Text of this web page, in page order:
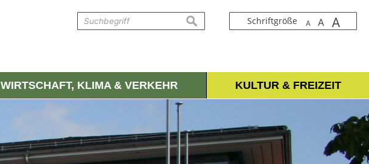
Schriftgröße A A A
suchen
WIRTSCHAFT, KLIMA & VERKEHR KULTUR & FREIZEIT